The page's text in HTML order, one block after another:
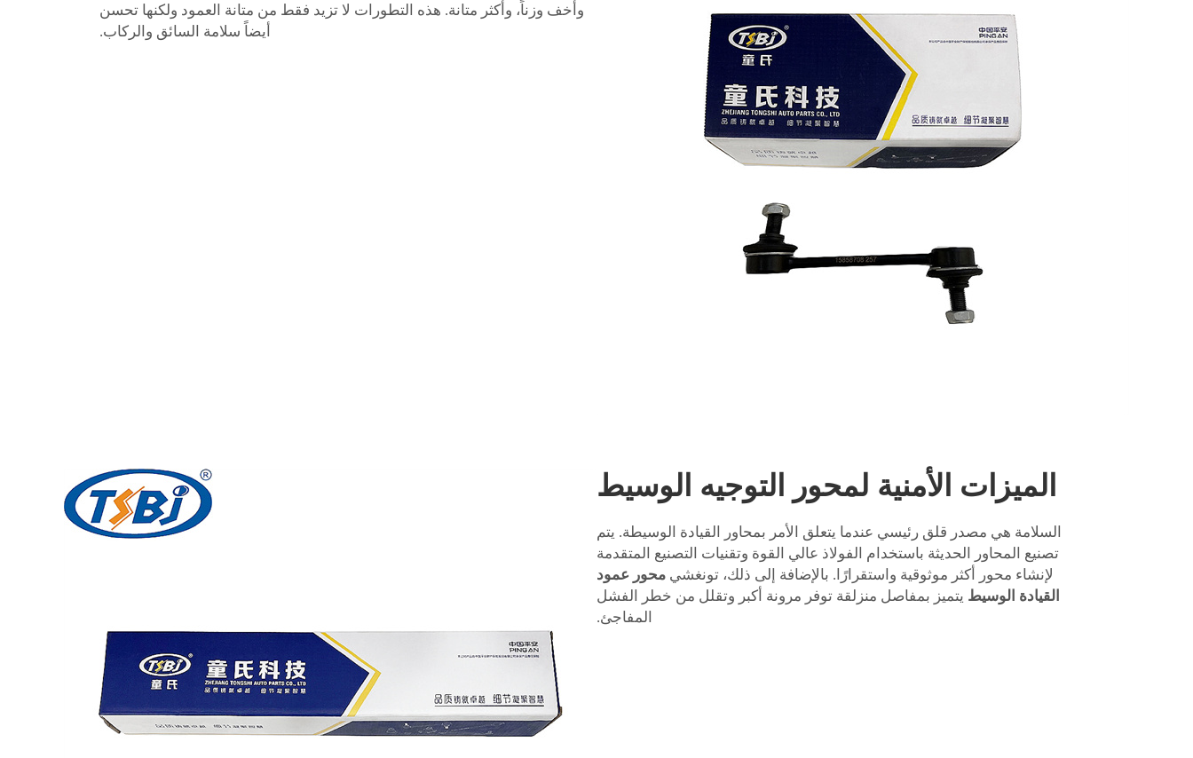
وأخف وزناً، وأكثر متانة. هذه التطورات لا تزيد فقط من متانة العمود ولكنها تحسن
أيضاً سلامة السائق والركاب.
الميزات الأمنية لمحور التوجيه الوسيط
السلامة هي مصدر قلق رئيسي عندما يتعلق الأمر بمحاور القيادة الوسيطة. يتم
تصنيع المحاور الحديثة باستخدام الفولاذ عالي القوة وتقنيات التصنيع المتقدمة
لإنشاء محور أكثر موثوقية واستقرارًا. بالإضافة إلى ذلك، تونغشي محور عمود
القيادة الوسيط يتميز بمفاصل منزلقة توفر مرونة أكبر وتقلل من خطر الفشل
المفاجئ.